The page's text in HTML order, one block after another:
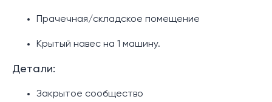
Прачечная/складское помещение
Крытый навес на 1 машину.
Детали:
Закрытое сообщество